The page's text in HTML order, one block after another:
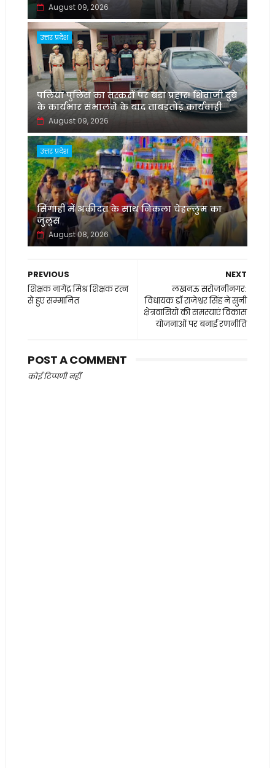
August 09, 2026
उत्तर प्रदेश
पलिया पुलिस का तस्करों पर बड़ा प्रहार! शिवाजी दुबे
के कार्यभार संभालने के बाद ताबड़तोड़ कार्यवाही
August 09, 2026
उत्तर प्रदेश
सिंगाही में अकीदत के साथ निकला चेहल्लुम का
जुलूस
August 08, 2026
NEXT
लखनऊ सरोजनीनगर:
विधायक डॉ राजेश्वर सिंह ने सुनी
क्षेत्रवासियों की समस्याएं विकास
योजनाओं पर बनाई रणनीति
PREVIOUS
शिक्षक नागेंद्र मिश्र शिक्षक रत्न
से हुए सम्मानित
POST A COMMENT
कोई टिप्पणी नहीं